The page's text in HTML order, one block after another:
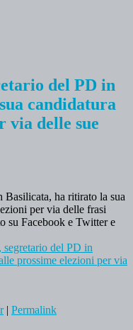
del PD in
candidatura
via delle sue
ha ritirato la sua
per via delle frasi
su Facebook e Twitter e
del PD in
prossime elezioni per via
| Permalink